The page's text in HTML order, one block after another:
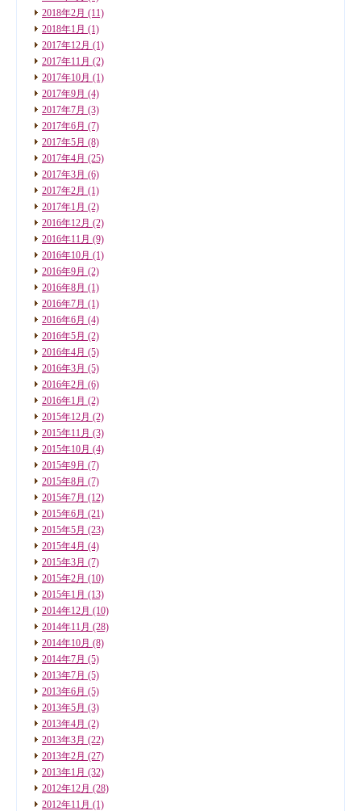
2018年2月 (11)
2018年1月 (1)
2017年12月 (1)
2017年11月 (2)
2017年10月 (1)
2017年9月 (4)
2017年7月 (3)
2017年6月 (7)
2017年5月 (8)
2017年4月 (25)
2017年3月 (6)
2017年2月 (1)
2017年1月 (2)
2016年12月 (2)
2016年11月 (9)
2016年10月 (1)
2016年9月 (2)
2016年8月 (1)
2016年7月 (1)
2016年6月 (4)
2016年5月 (2)
2016年4月 (5)
2016年3月 (5)
2016年2月 (6)
2016年1月 (2)
2015年12月 (2)
2015年11月 (3)
2015年10月 (4)
2015年9月 (7)
2015年8月 (7)
2015年7月 (12)
2015年6月 (21)
2015年5月 (23)
2015年4月 (4)
2015年3月 (7)
2015年2月 (10)
2015年1月 (13)
2014年12月 (10)
2014年11月 (28)
2014年10月 (8)
2014年7月 (5)
2013年7月 (5)
2013年6月 (5)
2013年5月 (3)
2013年4月 (2)
2013年3月 (22)
2013年2月 (27)
2013年1月 (32)
2012年12月 (28)
2012年11月 (1)